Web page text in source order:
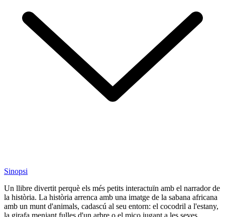
Sinopsi
Un llibre divertit perquè els més petits interactuïn amb el narrador de
la història. La història arrenca amb una imatge de la sabana africana
amb un munt d'animals, cadascú al seu entorn: el cocodril a l'estany,